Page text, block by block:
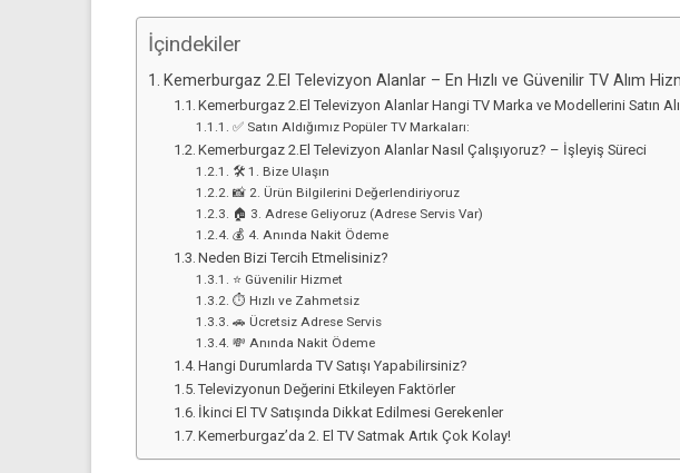
adresten
alım
yapıyor
İçindekiler
Kemerburgaz 2.El Televizyon Alanlar – En Hızlı ve Güvenilir TV Alım
Kemerburgaz 2.El Televizyon Alanlar Hangi TV Marka ve Modellerini Satın
✅ Satın Aldığımız Popüler TV Markaları:
Kemerburgaz 2.El Televizyon Alanlar Nasıl Çalışıyoruz? – İşleyiş Süreci
🛠️ 1. Bize Ulaşın
📸 2. Ürün Bilgilerini Değerlendiriyoruz
🏠 3. Adrese Geliyoruz (Adrese Servis Var)
💰 4. Anında Nakit Ödeme
Neden Bizi Tercih Etmelisiniz?
⭐ Güvenilir Hizmet
⏱️ Hızlı ve Zahmetsiz
🚗 Ücretsiz Adrese Servis
💸 Anında Nakit Ödeme
Hangi Durumlarda TV Satışı Yapabilirsiniz?
Televizyonun Değerini Etkileyen Faktörler
İkinci El TV Satışında Dikkat Edilmesi Gerekenler
Kemerburgaz’da 2. El TV Satmak Artık Çok Kolay!